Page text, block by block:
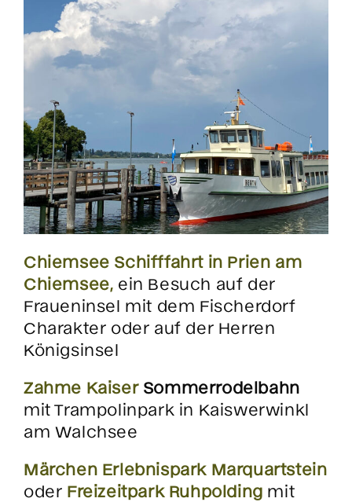
Chiemsee Schifffahrt in Prien am
Chiemsee, ein Besuch auf der
Fraueninsel mit dem Fischerdorf
Charakter oder auf der Herren
Königsinsel
Zahme KaiserSommerrodelbahn
mit Trampolinpark in Kaiswerwinkl
am Walchsee
Märchen Erlebnispark Marquartstein
oder Freizeitpark Ruhpolding mit